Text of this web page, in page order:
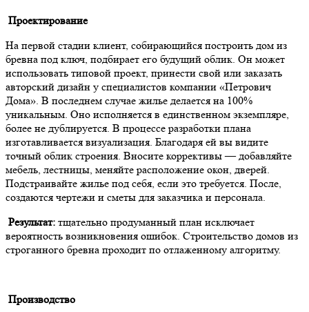
Проектирование
На первой стадии клиент, собирающийся построить дом из
бревна под ключ, подбирает его будущий облик. Он может
использовать типовой проект, принести свой или заказать
авторский дизайн у специалистов компании «Петрович
Дома». В последнем случае жилье делается на 100%
уникальным. Оно исполняется в единственном экземпляре,
более не дублируется. В процессе разработки плана
изготавливается визуализация. Благодаря ей вы видите
точный облик строения. Вносите коррективы — добавляйте
мебель, лестницы, меняйте расположение окон, дверей.
Подстраивайте жилье под себя, если это требуется. После,
создаются чертежи и сметы для заказчика и персонала.
Результат: тщательно продуманный план исключает
вероятность возникновения ошибок. Строительство домов из
строганного бревна проходит по отлаженному алгоритму.
Производство